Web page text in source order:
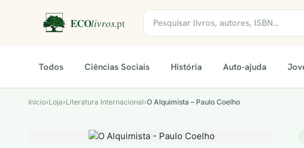
Todos Ciências Sociais História Auto-ajuda
Início›Loja›Literatura Internacional›O Alquimista – Paulo Coelho